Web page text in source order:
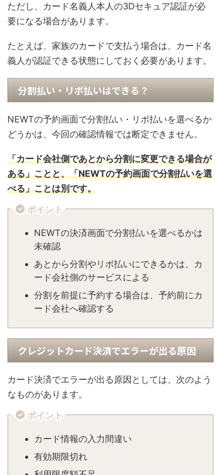
ただし、カード名義人本人の3Dセキュア認証が必
要になる場合があります。
たとえば、家族のカードで支払う場合は、カード名
義人が認証できる状態にしておく必要があります。
分割払い・リボ払いはできる？
NEWTの予約画面で分割払い・リボ払いを選べるか
どうかは、今回の確認情報では断定できません。
「カード会社側であとから分割に変更できる場合が
ある」ことと、「NEWTの予約画面で分割払いを選
べる」ことは別です。
ポイント
NEWTの決済画面で分割払いを選べるかは
未確認
あとから分割やリボ払いにできるかは、カ
ード会社側のサービスによる
分割を前提に予約する場合は、予約前にカ
ード会社へ確認する
クレジットカード決済でエラーが出る原因
カード決済でエラーが出る原因としては、次のよう
なものがあります。
ポイント
カード情報の入力間違い
有効期限切れ